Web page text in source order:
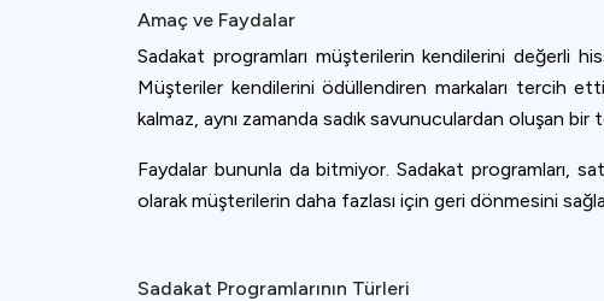
Amaç ve Faydalar
Sadakat programları müşterilerin kendilerini değerli
Müşteriler kendilerini ödüllendiren markaları tercih
kalmaz, aynı zamanda sadık savunuculardan oluşan bir
Faydalar bununla da bitmiyor. Sadakat programları,
olarak müşterilerin daha fazlası için geri dönmesini
Sadakat Programlarının Türleri